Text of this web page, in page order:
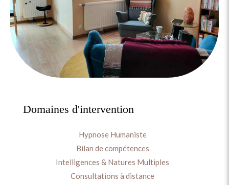
Domaines d'intervention
Hypnose Humaniste
Bilan de compétences
Intelligences & Natures Multiples
Consultations à distance